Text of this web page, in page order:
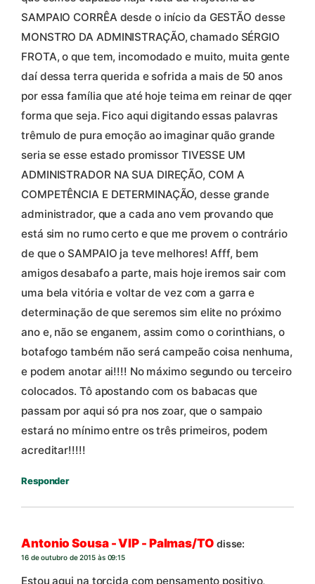
SAMPAIO CORRÊA desde o início da GESTÃO desse
MONSTRO DA ADMINISTRAÇÃO, chamado SÉRGIO
FROTA, o que tem, incomodado e muito, muita gente
daí dessa terra querida e sofrida a mais de 50 anos
por essa família que até hoje teima em reinar de qqer
forma que seja. Fico aqui digitando essas palavras
trêmulo de pura emoção ao imaginar quão grande
seria se esse estado promissor TIVESSE UM
ADMINISTRADOR NA SUA DIREÇÃO, COM A
COMPETÊNCIA E DETERMINAÇÃO, desse grande
administrador, que a cada ano vem provando que
está sim no rumo certo e que me provem o contrário
de que o SAMPAIO ja teve melhores! Afff, bem
amigos desabafo a parte, mais hoje iremos sair com
uma bela vitória e voltar de vez com a garra e
determinação de que seremos sim elite no próximo
ano e, não se enganem, assim como o corinthians, o
botafogo também não será campeão coisa nenhuma,
e podem anotar ai!!!! No máximo segundo ou terceiro
colocados. Tô apostando com os babacas que
passam por aqui só pra nos zoar, que o sampaio
estará no mínimo entre os três primeiros, podem
acreditar!!!!!
Responder
Antonio Sousa - VIP - Palmas/TO disse:
16 de outubro de 2015 às 09:15
Estou aqui na torcida com pensamento positivo,